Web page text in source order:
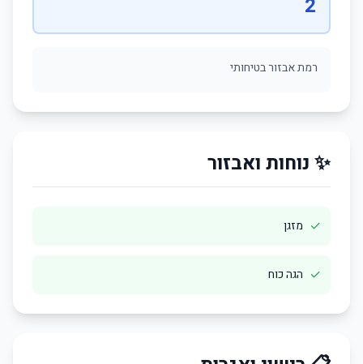
2
רמת אבזור בטיחותי
✨ נוחות ואבזור
✓ מזגן
✓ הגה כוח